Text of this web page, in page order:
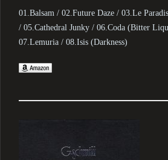
01.Balsam / 02.Future Daze / 03.Le
/ 05.Cathedral Junky / 06.Coda (Bitter
07.Lemuria / 08.Isis (Darkness)